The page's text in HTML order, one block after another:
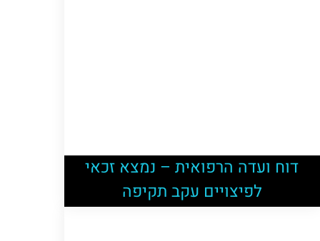
דוח ועדה הרפואית – נמצא זכאי
לפיצויים עקב תקיפה